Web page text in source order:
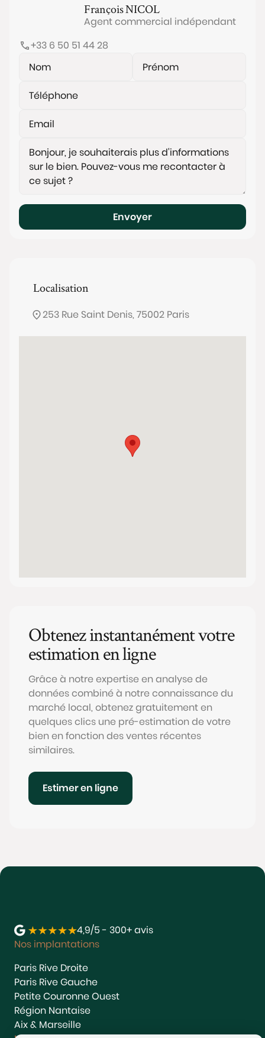
FrançoisNICOL
Agent commercial indépendant
+33 6 50 51 44 28
Envoyer
Localisation
253 Rue Saint Denis, 75002 Paris
Obtenez instantanément votre
estimation en ligne
Grâce à notre expertise en analyse de
données combiné à notre connaissance du
marché local, obtenez gratuitement en
quelques clics une pré-estimation de votre
bien en fonction des ventes récentes
similaires.
Estimer en ligne
4,9/5 - 300+ avis
Nos implantations
Paris Rive Droite
Paris Rive Gauche
Petite Couronne Ouest
Région Nantaise
Aix & Marseille